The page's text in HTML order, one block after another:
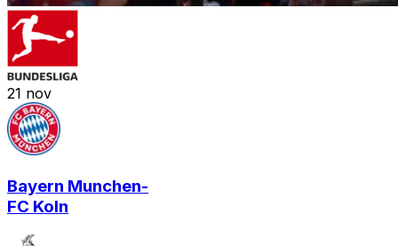
21 nov
Bayern Munchen-
FC Koln